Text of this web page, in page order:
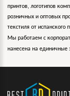
принтов, логотипов
розничных и оптовых
текстиля от испанского
Мы работаем с
нанесена на